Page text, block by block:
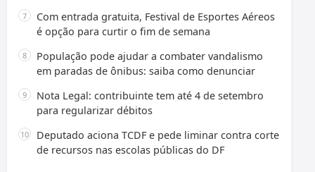
Com entrada gratuita, Festival de Esportes Aéreos
é opção para curtir o fim de semana
População pode ajudar a combater vandalismo
em paradas de ônibus: saiba como denunciar
Nota Legal: contribuinte tem até 4 de setembro
para regularizar débitos
Deputado aciona TCDF e pede liminar contra corte
de recursos nas escolas públicas do DF